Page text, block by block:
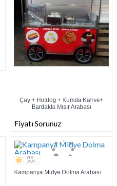
Çay + Hotdog + Kumda Kahve+
Bardakta Mısır Arabası
Fiyatı Sorunuz
Kampanya Midye Dolma Arabası